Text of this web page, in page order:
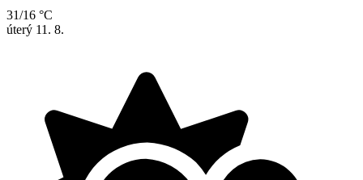
31/16 °C
úterý 11. 8.